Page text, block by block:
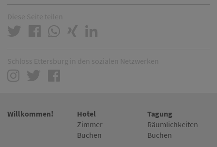
Diese Seite teilen
Schloss Ettersburg in den sozialen Netzwerken
Willkommen!
Hotel
Zimmer
Buchen
Tagung
Räumlichkeiten
Buchen